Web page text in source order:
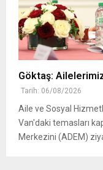
Göktaş:
Tarih: 06/08/2026
Aile ve Sosyal
Van'daki temasları
Merkezini (ADEM)